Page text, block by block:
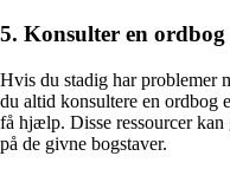
5. Konsulter en
Hvis du stadig har problemer
du altid konsultere en ordbog
få hjælp. Disse ressourcer kan
på de givne bogstaver.